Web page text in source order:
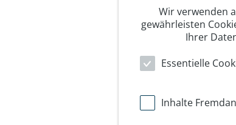
Wir verwenden
gewährleisten
Ihrer
Essentielle
Inhalte